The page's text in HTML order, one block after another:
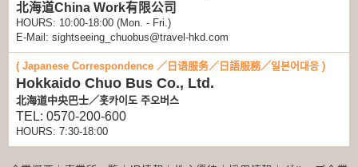
北海道China Work有限公司
HOURS: 10:00-18:00 (Mon. - Fri.)
E-Mail: sightseeing_chuobus@travel-hkd.com
( Japanese Correspondence ／日语服务／日語服務／일본어대응 )
Hokkaido Chuo Bus Co., Ltd.
北海道中央巴士／홋카이도 주오버스
TEL: 0570-200-600
HOURS: 7:30-18:00